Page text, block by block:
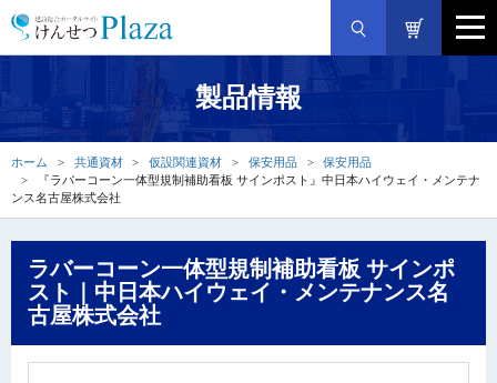
製品情報
ホーム 共通資材 仮設関連資材 保安用品
保安用品
『ラバーコーン一体型規制補助看板 サインポスト』中日本ハイウェイ・メンテナ
ンス名古屋株式会社
ラバーコーン一体型規制補助看板 サインポ
スト｜中日本ハイウェイ・メンテナンス名
古屋株式会社